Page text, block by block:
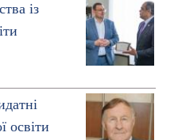
із
освіти